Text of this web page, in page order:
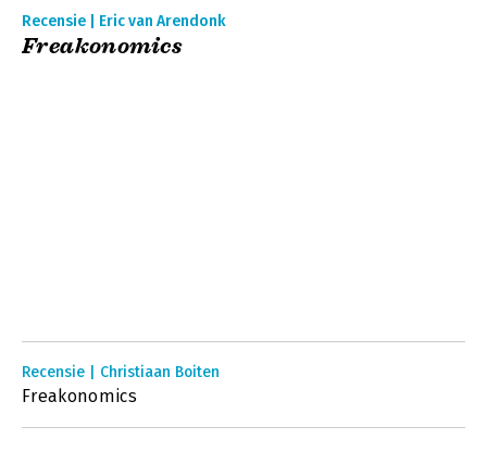
Recensie | Eric van Arendonk
Freakonomics
Recensie | Christiaan Boiten
Freakonomics